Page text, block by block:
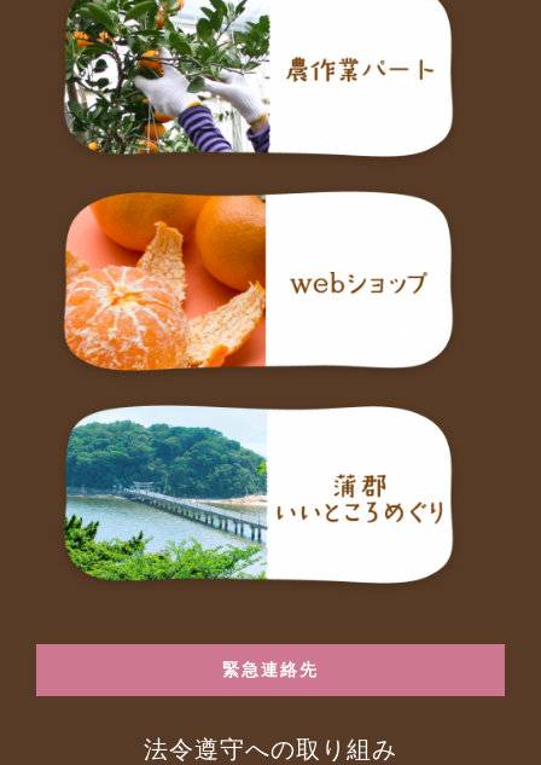
緊急連絡先
法令遵守への取り組み